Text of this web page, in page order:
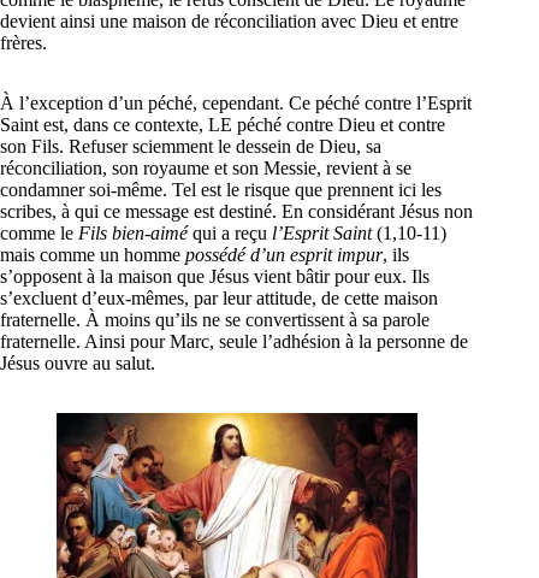
devient ainsi une maison de réconciliation avec Dieu et entre
frères.
À l’exception d’un péché, cependant. Ce péché contre l’Esprit
Saint est, dans ce contexte, LE péché contre Dieu et contre
son Fils. Refuser sciemment le dessein de Dieu, sa
réconciliation, son royaume et son Messie, revient à se
condamner soi-même. Tel est le risque que prennent ici les
scribes, à qui ce message est destiné. En considérant Jésus non
comme le Fils bien-aiméqui a reçu l’Esprit Saint(1,10-11)
mais comme un homme possédé d’un esprit impur, ils
s’opposent à la maison que Jésus vient bâtir pour eux. Ils
s’excluent d’eux-mêmes, par leur attitude, de cette maison
fraternelle. À moins qu’ils ne se convertissent à sa parole
fraternelle. Ainsi pour Marc, seule l’adhésion à la personne de
Jésus ouvre au salut.